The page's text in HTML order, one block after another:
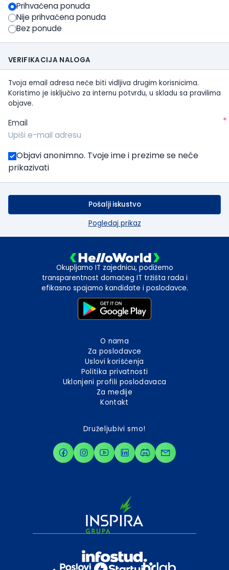
Prihvaćena ponuda
Nije prihvaćena ponuda
Bez ponude
VERIFIKACIJA NALOGA
Tvoja email adresa neće biti vidljiva drugim korisnicima.
Koristimo je isključivo za internu potvrdu, u skladu sa pravilima
objave.
Email *
Objavi anonimno. Tvoje ime i prezime se neće
prikazivati
Pošalji iskustvo
Pogledaj prikaz
Okupljamo IT zajednicu, podižemo
transparentnost domaćeg IT tržišta rada i
efikasno spajamo kandidate i poslodavce.
O nama
Za poslodavce
Uslovi korišćenja
Politika privatnosti
Uklonjeni profili poslodavaca
Za medije
Kontakt
Druželjubivi smo!